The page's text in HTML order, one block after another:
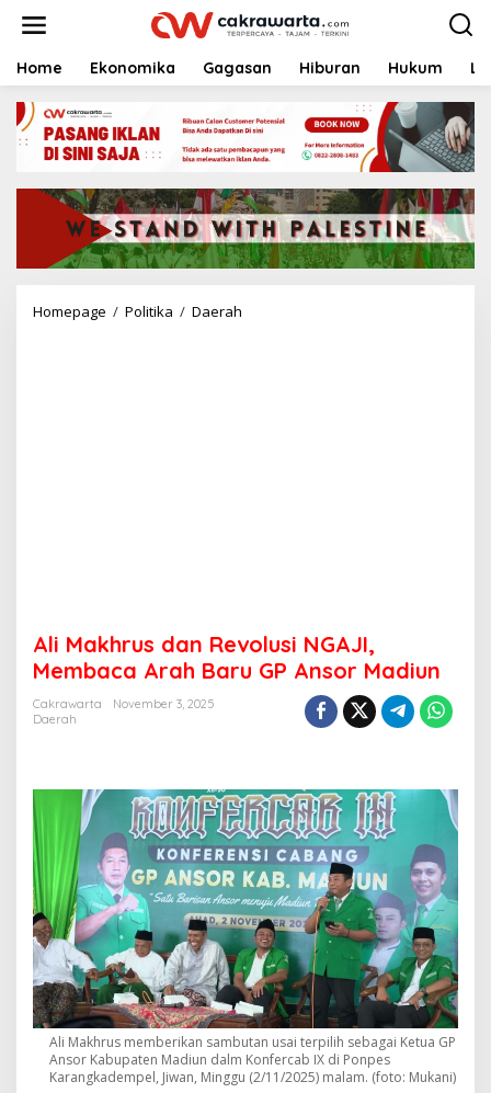
t
Home Ekonomika Gagasan Hiburan Hukum
Homepage / Politika / Daerah
l
u
J
I
,
M
e
m
b
a
c
a
A
r
a
h
B
a
Ali Makhrus dan Revolusi NGAJI,
Membaca Arah Baru GP Ansor Madiun
Cakrawarta
November 3, 2025
Daerah
Ali Makhrus memberikan sambutan usai terpilih sebagai Ketua GP
Ansor Kabupaten Madiun dalm Konfercab IX di Ponpes
Karangkadempel, Jiwan, Minggu (2/11/2025) malam. (foto: Mukani)